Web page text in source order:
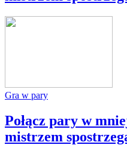
Gra w pary
Połącz pary w
mistrzem